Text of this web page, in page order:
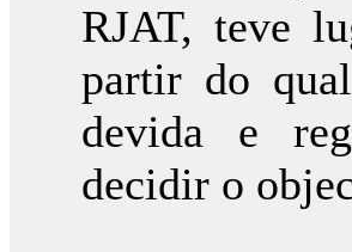
RJAT, teve
partir do
devida e
decidir o